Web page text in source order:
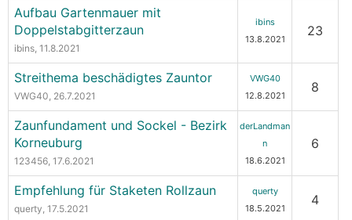
Aufbau Gartenmauer mit
Doppelstabgitterzaun
ibins, 11.8.2021
ibins
13.8.2021
23
Streithema beschädigtes Zauntor
VWG40, 26.7.2021
VWG40
12.8.2021
8
Zaunfundament und Sockel - Bezirk
Korneuburg
123456, 17.6.2021
derLandman
n
18.6.2021
6
Empfehlung für Staketen Rollzaun
querty, 17.5.2021
querty
18.5.2021
4